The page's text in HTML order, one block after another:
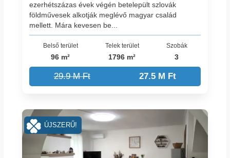
ezerhétszázas évek végén betelepült szlovák
földművesek alkotják meglévő magyar család
mellett. Mára kevesen be...
Belső terület
96 m²
Telek terület
1796 m²
Szobák
3
29.9 M Ft 27.5 M Ft
ÚJSZERŰ!